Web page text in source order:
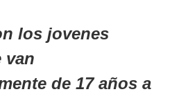
los jovenes
van
de 17 años a